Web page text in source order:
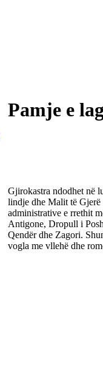
Pamje e
Gjirokastra ndodhet në
lindje dhe Malit të Gjerë
administrative e rrethit
Antigone, Dropull i
Qendër dhe Zagori.
vogla me vllehë